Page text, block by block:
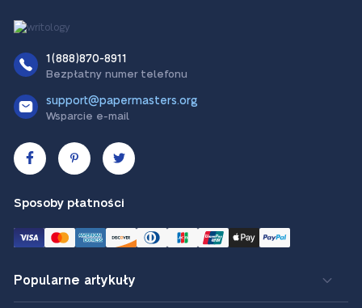
1(888)870-8911
Bezpłatny numer telefonu
support@papermasters.org
Wsparcie e-mail
Sposoby płatności
Popularne artykuły